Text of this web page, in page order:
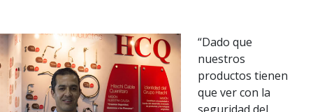
“Dado que
nuestros
productos tienen
que ver con la